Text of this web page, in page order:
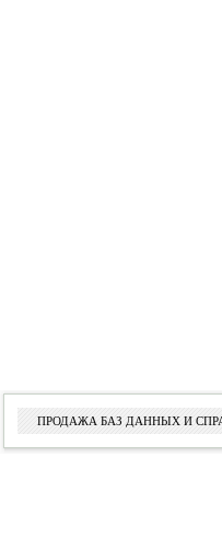
ПРОДАЖА БАЗ ДАННЫХ И